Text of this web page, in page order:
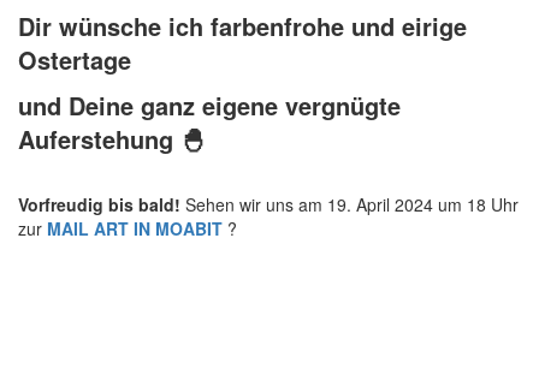
Dir wünsche ich farbenfrohe und eirige
Ostertage
und Deine ganz eigene vergnügte
Auferstehung 🐣
Vorfreudig bis bald! Sehen wir uns am 19. April 2024 um 18 Uhr
zur MAIL ART IN MOABIT ?